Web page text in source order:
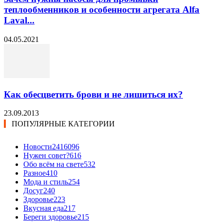
теплообменников и особенности агрегата Alfa
Laval...
04.05.2021
Как обесцветить брови и не лишиться их?
23.09.2013
ПОПУЛЯРНЫЕ КАТЕГОРИИ
Новости2416096
Нужен совет?616
Обо всём на свете532
Разное410
Мода и стиль254
Досуг240
Здоровье223
Вкусная еда217
Береги здоровье215